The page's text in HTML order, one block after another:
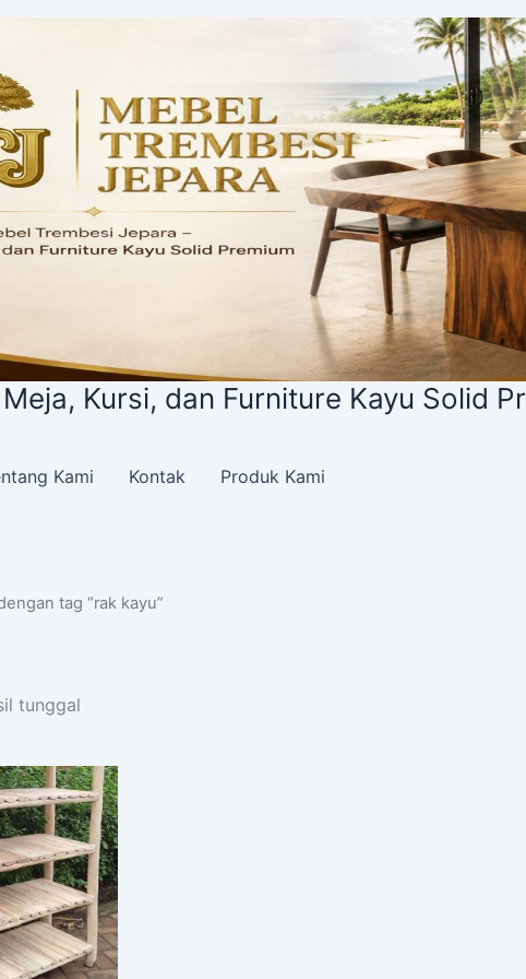
dan Furniture Kayu Solid Premium
Kami Kontak Produk Kami
tag “rak kayu”
tunggal